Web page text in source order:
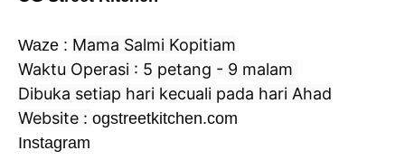
Waze : Mama Salmi Kopitiam
Waktu Operasi : 5 petang - 9 malam
Dibuka setiap hari kecuali pada hari Ahad
Website : ogstreetkitchen.com
Instagram